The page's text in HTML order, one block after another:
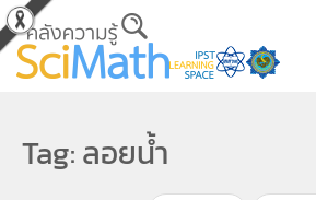
Skip to main content
Tag: ลอยน้ำ